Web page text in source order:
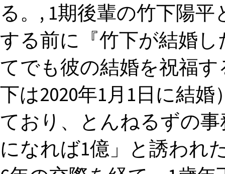
る。, 1期後輩の竹下陽
する前に『竹下が結婚
てでも彼の結婚を祝福
下は2020年1月1日に結
ており、とんねるずの
になれば1億」と誘われ